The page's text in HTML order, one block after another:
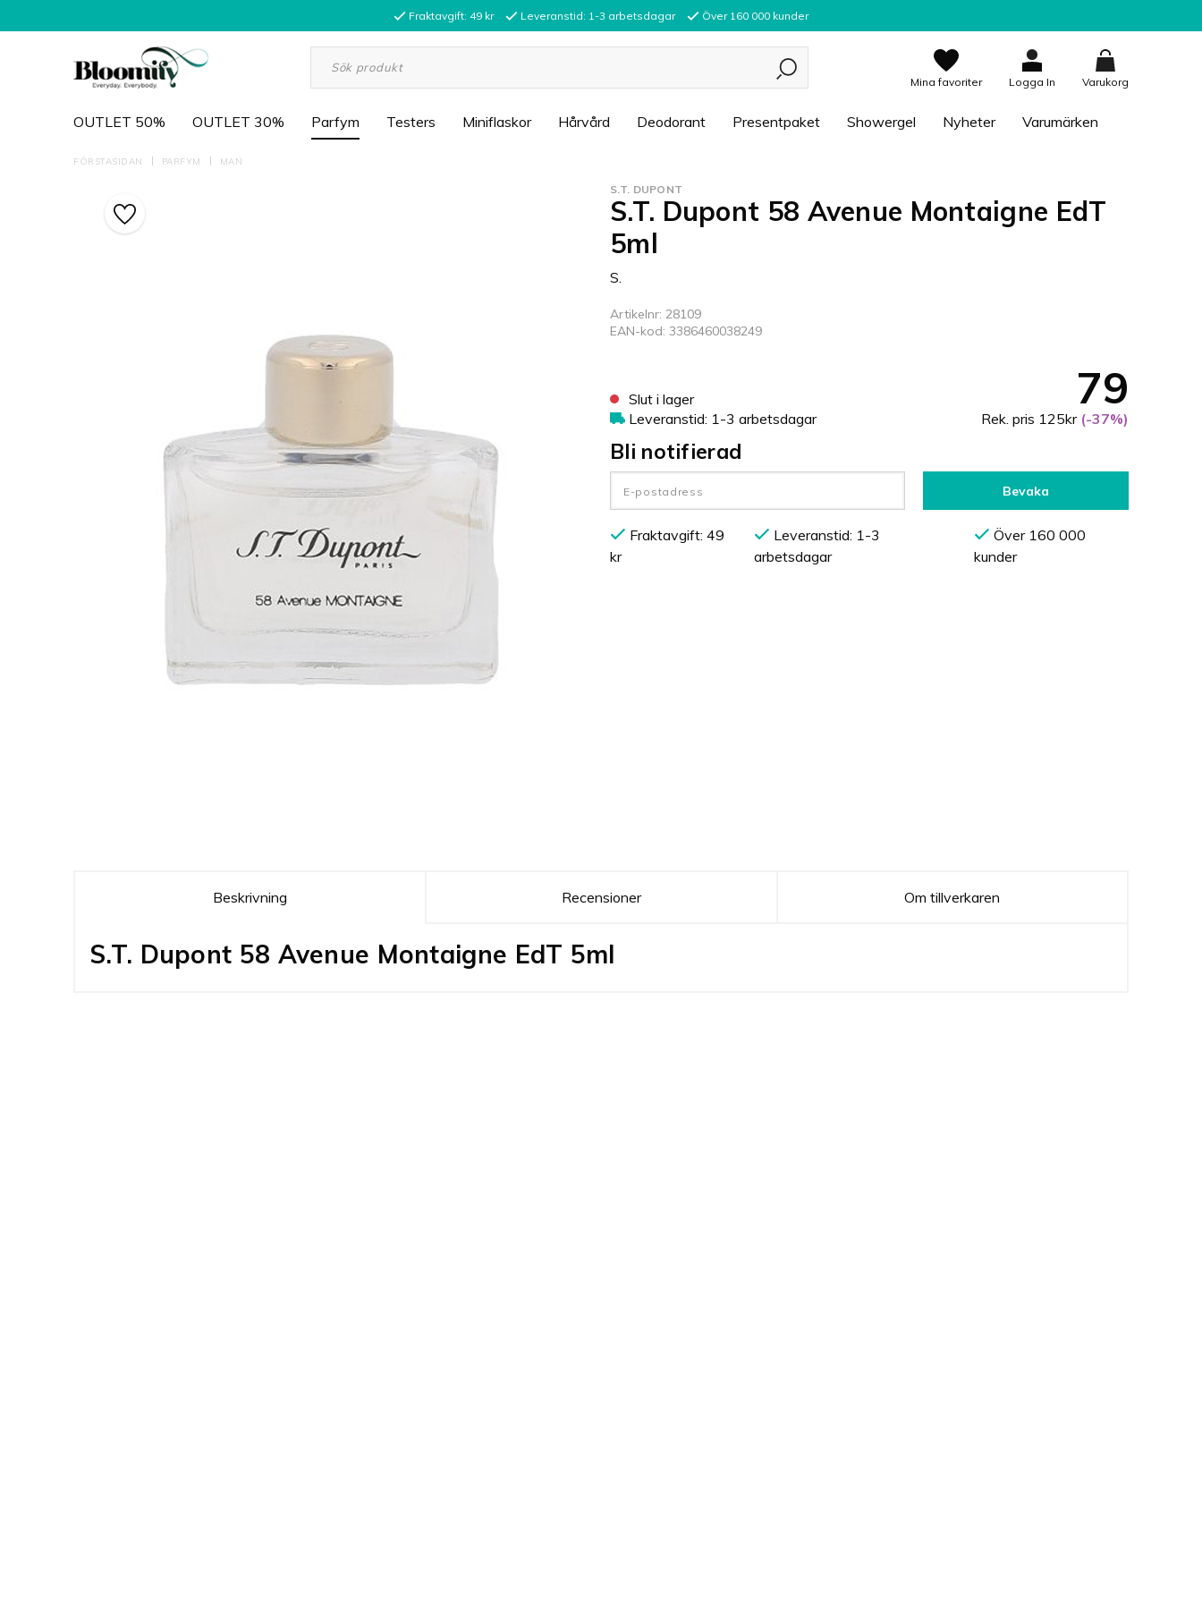
Fraktavgift: 49 kr Leveranstid: 1-3 arbetsdagar Över 160 000 kunder
Varukorg
Logga In
Mina favoriter
OUTLET 50% OUTLET 30% Parfym Testers Miniflaskor Hårvård Deodorant Presentpaket Showergel Nyheter Varumärken
FÖRSTASIDAN PARFYM MAN
S.T. DUPONT
S.T. Dupont 58 Avenue Montaigne EdT
5ml
S.
Artikelnr: 28109
EAN-kod: 3386460038249
Slut i lager
Leveranstid: 1-3 arbetsdagar
79
Rek. pris 125kr (-37%)
Bli notifierad
Bevaka
Fraktavgift: 49
kr
Leveranstid: 1-3
arbetsdagar
Över 160 000
kunder
Beskrivning Recensioner Om tillverkaren
S.T. Dupont 58 Avenue Montaigne EdT 5ml